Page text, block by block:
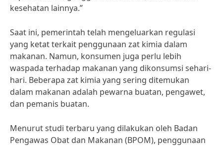
kesehatan lainnya.”
Saat ini, pemerintah telah mengeluarkan regulasi
yang ketat terkait penggunaan zat kimia dalam
makanan. Namun, konsumen juga perlu lebih
waspada terhadap makanan yang dikonsumsi sehari-
hari. Beberapa zat kimia yang sering ditemukan
dalam makanan adalah pewarna buatan, pengawet,
dan pemanis buatan.
Menurut studi terbaru yang dilakukan oleh Badan
Pengawas Obat dan Makanan (BPOM), penggunaan